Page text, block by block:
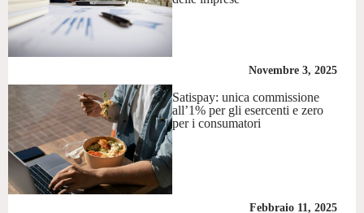
Novembre 3, 2025
Satispay: unica commissione
all’1% per gli esercenti e zero
per i consumatori
Febbraio 11, 2025